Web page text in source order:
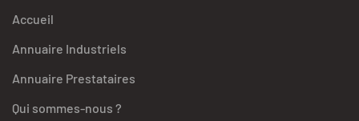
Accueil
Annuaire Industriels
Annuaire Prestataires
Qui sommes-nous ?